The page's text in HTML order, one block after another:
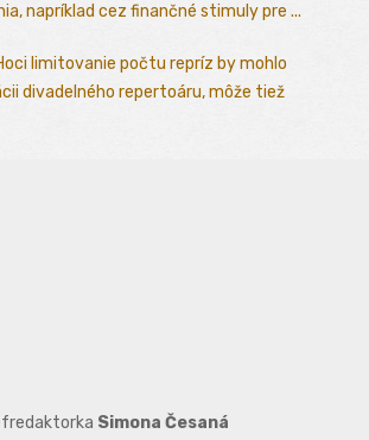
napríklad cez finančné stimuly pre ...
limitovanie počtu repríz by mohlo
divadelného repertoáru, môže tiež
Simona Česaná